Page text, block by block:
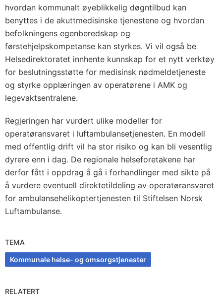
hvordan kommunalt øyeblikkelig døgntilbud kan
benyttes i de akuttmedisinske tjenestene og hvordan
befolkningens egenberedskap og
førstehjelpskompetanse kan styrkes. Vi vil også be
Helsedirektoratet innhente kunnskap for et nytt verktøy
for beslutningsstøtte for medisinsk nødmeldetjeneste
og styrke opplæringen av operatørene i AMK og
legevaktsentralene.
Regjeringen har vurdert ulike modeller for
operatøransvaret i luftambulansetjenesten. En modell
med offentlig drift vil ha stor risiko og kan bli vesentlig
dyrere enn i dag. De regionale helseforetakene har
derfor fått i oppdrag å gå i forhandlinger med sikte på
å vurdere eventuell direktetildeling av operatøransvaret
for ambulansehelikoptertjenesten til Stiftelsen Norsk
Luftambulanse.
TEMA
Kommunale helse- og omsorgstjenester
RELATERT